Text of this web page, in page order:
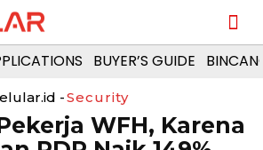
BUYER’S GUIDE
-Security
WFH, Karena